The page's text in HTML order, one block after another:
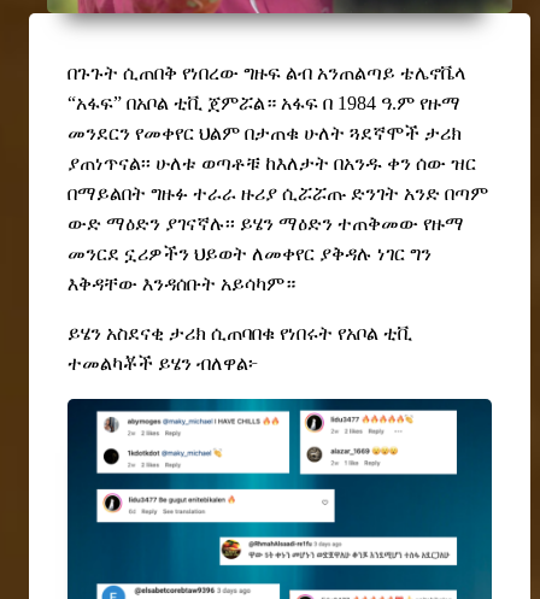
በጉጉት ሲጠበቅ የነበረው ግዙፍ ልብ አንጠልጣይ ቴሌኖቬላ
“አፋፍ” በአቦል ቲቪ ጀምሯል። አፋፍ በ 1984 ዓ.ም የዙማ
መንደርን የመቀየር ህልም በታጠቁ ሁለት ጓደኛሞች ታሪክ
ያጠነጥናል፡፡ ሁለቱ ወጣቶቹ ከእለታት በአንዱ ቀን ሰው ዝር
በማይልበት ግዙፉ ተራራ ዙሪያ ሲሯሯጡ ድንገት አንድ በጣም
ውድ ማዕድን ያገናኛሉ፡፡ ይሄን ማዕድን ተጠቅመው የዙማ
መንርደ ኗሪዎችን ህይወት ለመቀየር ያቅዳሉ ነገር ግን
እቅዳቸው እንዳሰቡት አይሳካም።
ይሄን አስደናቂ ታሪክ ሲጠባበቁ የነበሩት የአቦል ቲቪ
ተመልካቾች ይሄን ብለዋል፦